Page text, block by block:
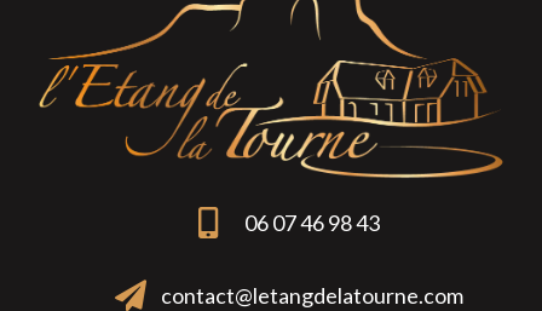
06 07 46 98 43
contact@letangdelatourne.com